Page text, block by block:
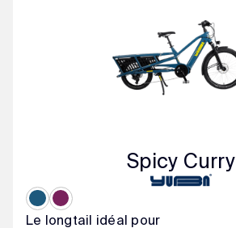
Spicy Curry
Le longtail idéal pour